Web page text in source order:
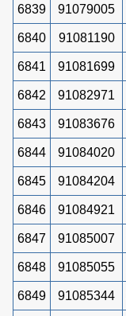
6839 91079005
6840 91081190
6841 91081699
6842 91082971
6843 91083676
6844 91084020
6845 91084204
6846 91084921
6847 91085007
6848 91085055
6849 91085344